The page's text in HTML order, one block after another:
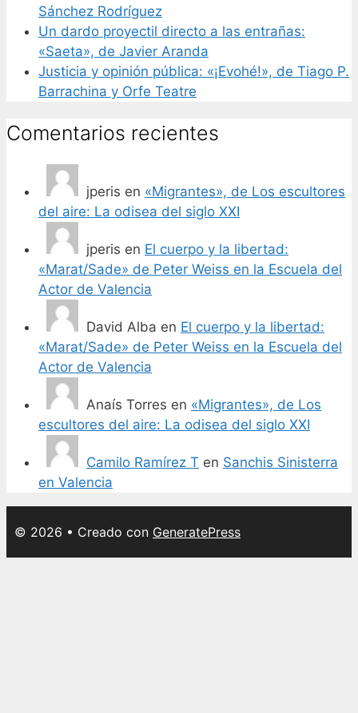
Sánchez Rodríguez
Un dardo proyectil directo a las entrañas:
«Saeta», de Javier Aranda
Justicia y opinión pública: «¡Evohé!», de Tiago P.
Barrachina y Orfe Teatre
Comentarios recientes
jperis en «Migrantes», de Los escultores
del aire: La odisea del siglo XXI
jperis en El cuerpo y la libertad:
«Marat/Sade» de Peter Weiss en la Escuela del
Actor de Valencia
David Alba en El cuerpo y la libertad:
«Marat/Sade» de Peter Weiss en la Escuela del
Actor de Valencia
Anaís Torres en «Migrantes», de Los
escultores del aire: La odisea del siglo XXI
Camilo Ramírez T en Sanchis Sinisterra
en Valencia
© 2026 • Creado con GeneratePress